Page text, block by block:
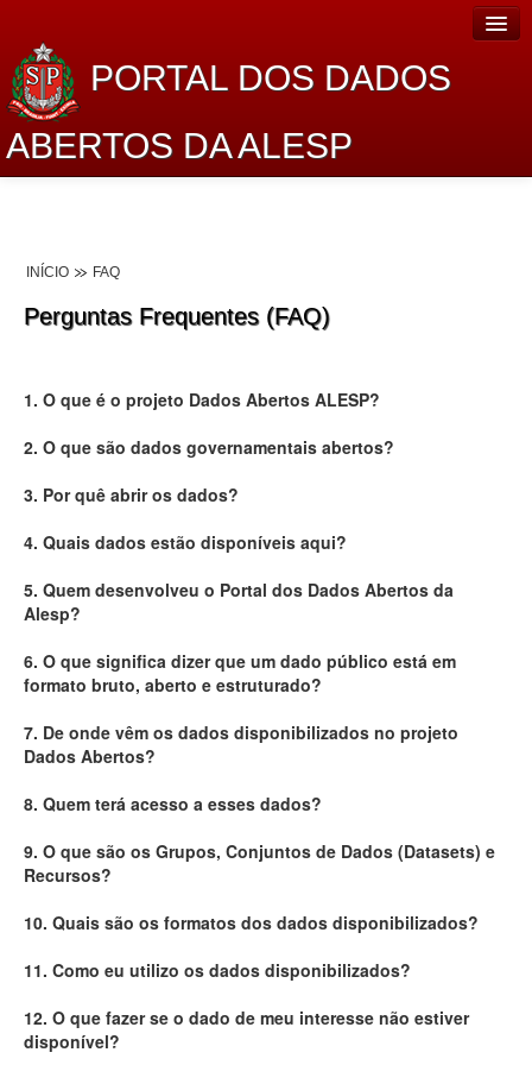
PORTAL DOS DADOS
ABERTOS DA ALESP
Lei de Acesso à Informação
Administração
Legislação
Perguntas frequentes
Contato
INÍCIO FAQ
Perguntas Frequentes (FAQ)
1. O que é o projeto Dados Abertos ALESP?
2. O que são dados governamentais abertos?
3. Por quê abrir os dados?
4. Quais dados estão disponíveis aqui?
5. Quem desenvolveu o Portal dos Dados Abertos da
Alesp?
6. O que significa dizer que um dado público está em
formato bruto, aberto e estruturado?
7. De onde vêm os dados disponibilizados no projeto
Dados Abertos?
8. Quem terá acesso a esses dados?
9. O que são os Grupos, Conjuntos de Dados (Datasets) e
Recursos?
10. Quais são os formatos dos dados disponibilizados?
11. Como eu utilizo os dados disponibilizados?
12. O que fazer se o dado de meu interesse não estiver
disponível?